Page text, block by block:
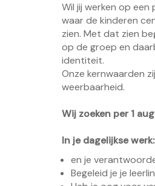
Wil jij werken op
waar de kinderen
zien. Met dat zien
op de groep en
identiteit.
Onze kernwaarden
weerbaarheid.
Wij zoeken per 1
In je dagelijkse werk:
en je
Begeleid je je